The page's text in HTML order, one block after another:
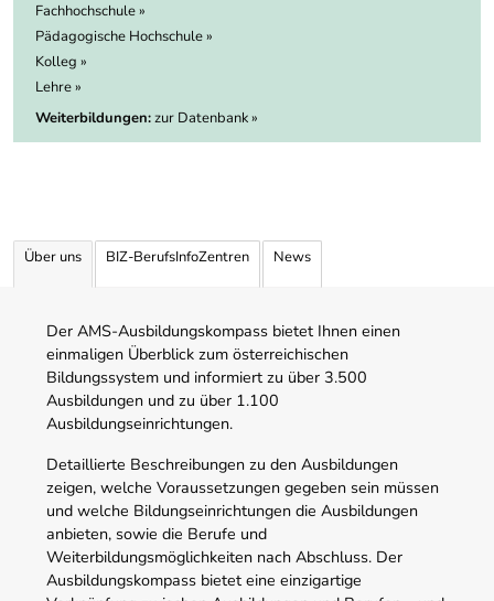
Fachhochschule »
Pädagogische Hochschule »
Kolleg »
Lehre »
Weiterbildungen:zur Datenbank »
Über uns BIZ-BerufsInfoZentren News
Der AMS-Ausbildungskompass bietet Ihnen einen
einmaligen Überblick zum österreichischen
Bildungssystem und informiert zu über 3.500
Ausbildungen und zu über 1.100
Ausbildungseinrichtungen.
Detaillierte Beschreibungen zu den Ausbildungen
zeigen, welche Voraussetzungen gegeben sein müssen
und welche Bildungseinrichtungen die Ausbildungen
anbieten, sowie die Berufe und
Weiterbildungsmöglichkeiten nach Abschluss. Der
Ausbildungskompass bietet eine einzigartige